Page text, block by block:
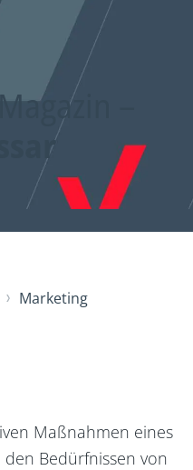
–
Marketing
Maßnahmen eines
Bedürfnissen von